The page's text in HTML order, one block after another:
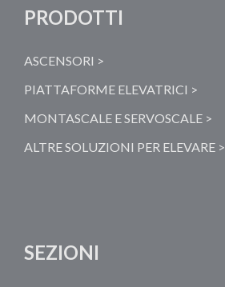
PRODOTTI
ASCENSORI >
PIATTAFORME ELEVATRICI >
MONTASCALE E SERVOSCALE >
ALTRE SOLUZIONI PER ELEVARE >
SEZIONI